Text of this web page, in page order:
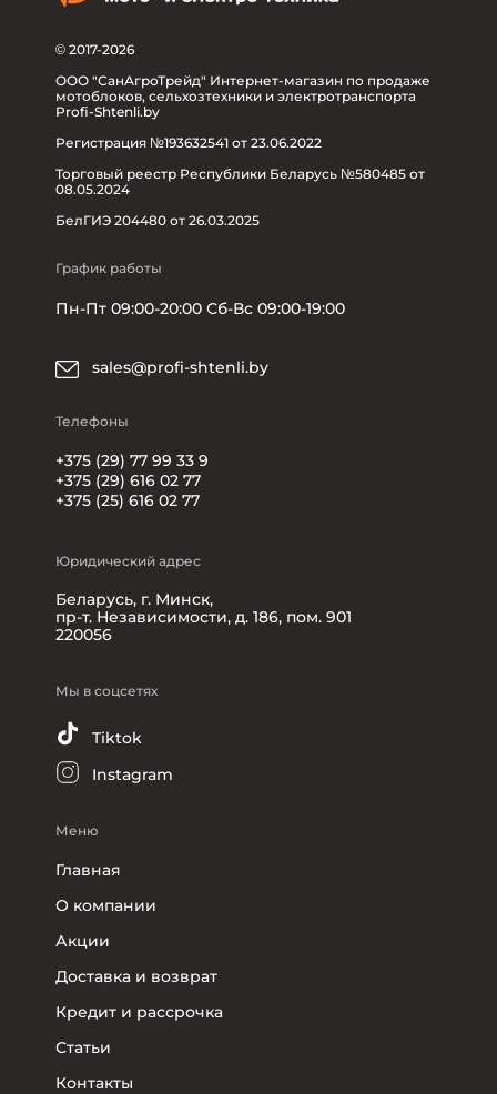
© 2017-2026
ООО "СанАгроТрейд" Интернет-магазин по продаже
мотоблоков, сельхозтехники и электротранспорта
Profi-Shtenli.by
Регистрация №193632541 от 23.06.2022
Торговый реестр Республики Беларусь №580485 от
08.05.2024
БелГИЭ 204480 от 26.03.2025
График работы
Пн-Пт 09:00-20:00 Сб-Вс 09:00-19:00
sales@profi-shtenli.by
Телефоны
+375 (29) 77 99 33 9
+375 (29) 616 02 77
+375 (25) 616 02 77
Юридический адрес
Беларусь, г. Минск,
пр-т. Независимости, д. 186, пом. 901
220056
Мы в соцсетях
Tiktok
Instagram
Меню
Главная
О компании
Акции
Доставка и возврат
Кредит и рассрочка
Статьи
Контакты